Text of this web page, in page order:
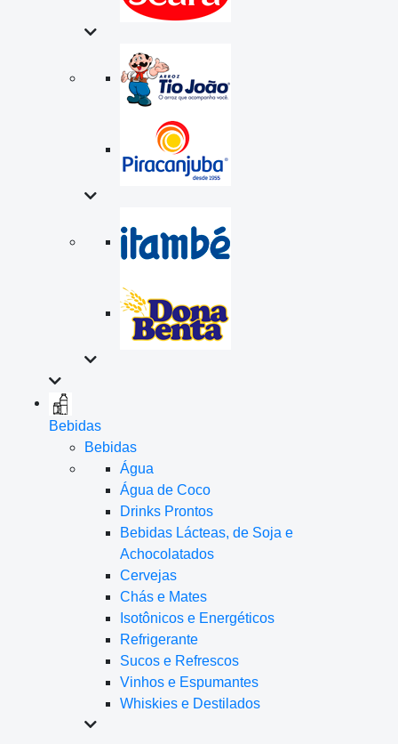
Bebidas
Bebidas
Água
Água de Coco
Drinks Prontos
Bebidas Lácteas, de Soja e
Achocolatados
Cervejas
Chás e Mates
Isotônicos e Energéticos
Refrigerante
Sucos e Refrescos
Vinhos e Espumantes
Whiskies e Destilados